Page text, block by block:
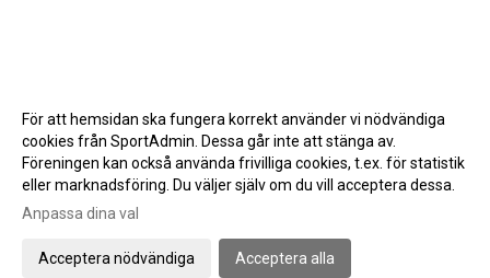
Gå till Webbversion
För att hemsidan ska fungera korrekt använder vi nödvändiga
cookies från SportAdmin. Dessa går inte att stänga av.
Föreningen kan också använda frivilliga cookies, t.ex. för statistik
eller marknadsföring. Du väljer själv om du vill acceptera dessa.
Anpassa dina val
Acceptera nödvändiga Acceptera alla